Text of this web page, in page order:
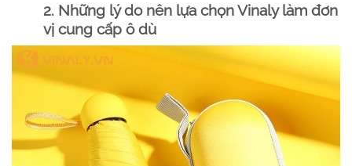
2. Những lý do nên lựa chọn Vinaly làm đơn
vị cung cấp ô dù